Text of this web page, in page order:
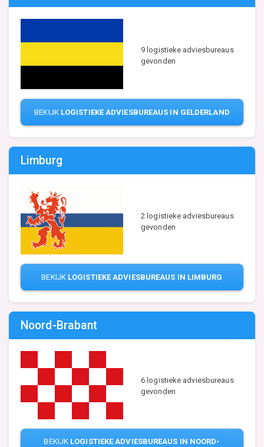
9 logistieke adviesbureaus
gevonden
BEKIJK LOGISTIEKE ADVIESBUREAUS IN GELDERLAND
Limburg
2 logistieke adviesbureaus
gevonden
BEKIJK LOGISTIEKE ADVIESBUREAUS IN LIMBURG
Noord-Brabant
6 logistieke adviesbureaus
gevonden
BEKIJK LOGISTIEKE ADVIESBUREAUS IN NOORD-